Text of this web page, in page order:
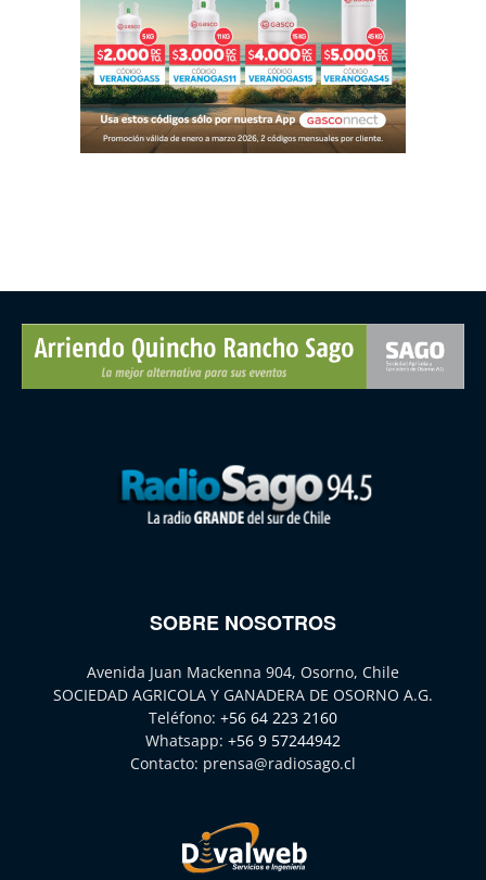
SOBRE NOSOTROS
Avenida Juan Mackenna 904, Osorno, Chile
SOCIEDAD AGRICOLA Y GANADERA DE OSORNO A.G.
Teléfono: +56 64 223 2160
Whatsapp: +56 9 57244942
Contacto: prensa@radiosago.cl